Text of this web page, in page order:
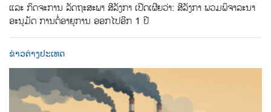
ແລະ ກິດຈະການ ລັດຖະສະພາ ສີລັງກາ ເປີດເຜີຍວ່າ: ສີລັງກາ ພວມພິຈາລະນາ
ອະນຸມັດ ການຕໍ່ອາຍຸການ ອອກໄປອີກ 1 ປີ
ຂ່າວຕ່າງປະເທດ